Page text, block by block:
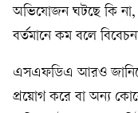
অভিযোজন ঘটছে কি না,
বর্তমানে কম বলে
এসএফডিএ আরও
প্রয়োগ করে বা অন্য